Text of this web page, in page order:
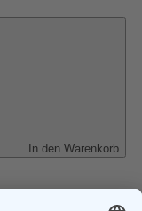
In den Warenkorb